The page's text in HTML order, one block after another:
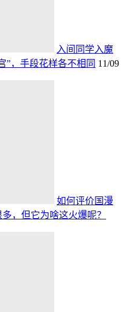
入间同学入魔
”，手段花样各不相同 11/09
如何评价国漫
，但它为啥这火爆呢？